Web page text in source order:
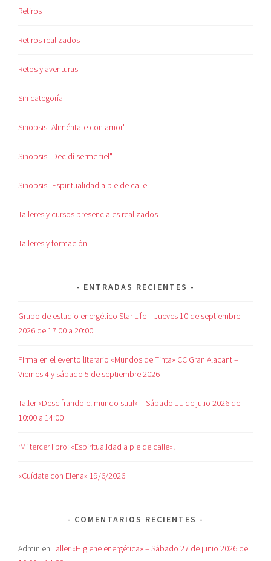
Retiros
Retiros realizados
Retos y aventuras
Sin categoría
Sinopsis "Aliméntate con amor"
Sinopsis "Decidí serme fiel"
Sinopsis "Espiritualidad a pie de calle"
Talleres y cursos presenciales realizados
Talleres y formación
ENTRADAS RECIENTES
Grupo de estudio energético Star Life – Jueves 10 de septiembre
2026 de 17.00 a 20:00
Firma en el evento literario «Mundos de Tinta» CC Gran Alacant –
Viernes 4 y sábado 5 de septiembre 2026
Taller «Descifrando el mundo sutil» – Sábado 11 de julio 2026 de
10:00 a 14:00
¡Mi tercer libro: «Espiritualidad a pie de calle»!
«Cuídate con Elena» 19/6/2026
COMENTARIOS RECIENTES
Admin enTaller «Higiene energética» – Sábado 27 de junio 2026 de